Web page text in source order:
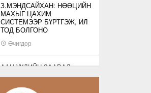
З.МЭНДСАЙХАН: НӨӨЦИЙН
МАХЫГ ЦАХИМ
СИСТЕМЭЭР БҮРТГЭЖ, ИЛ
ТОД БОЛГОНО
Өчигдөр
ААН-ҮҮДИЙН ЗААВАЛ
БҮРДҮҮЛДЭГ 103